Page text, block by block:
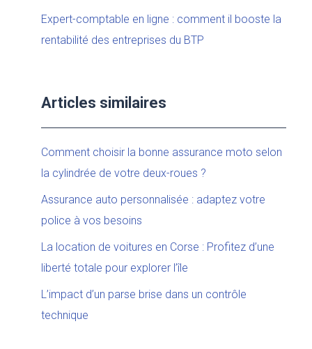
Expert-comptable en ligne : comment il booste la
rentabilité des entreprises du BTP
Articles similaires
Comment choisir la bonne assurance moto selon
la cylindrée de votre deux-roues ?
Assurance auto personnalisée : adaptez votre
police à vos besoins
La location de voitures en Corse : Profitez d’une
liberté totale pour explorer l’île
L’impact d’un parse brise dans un contrôle
technique